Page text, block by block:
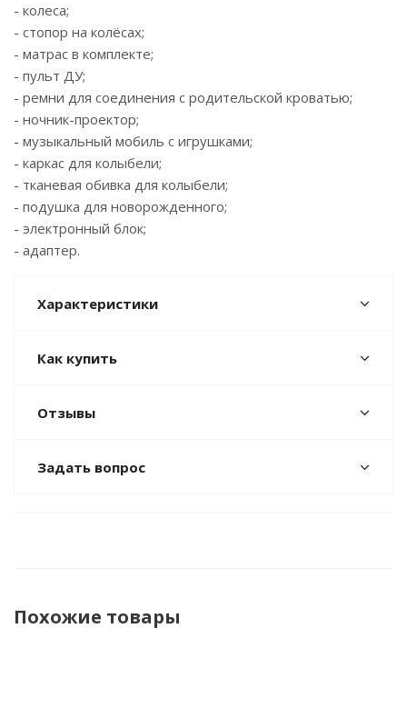
- колеса;
- стопор на колёсах;
- матрас в комплекте;
- пульт ДУ;
- ремни для соединения с родительской кроватью;
- ночник-проектор;
- музыкальный мобиль с игрушками;
- каркас для колыбели;
- тканевая обивка для колыбели;
- подушка для новорожденного;
- электронный блок;
- адаптер.
Характеристики
Как купить
Отзывы
Задать вопрос
Похожие товары